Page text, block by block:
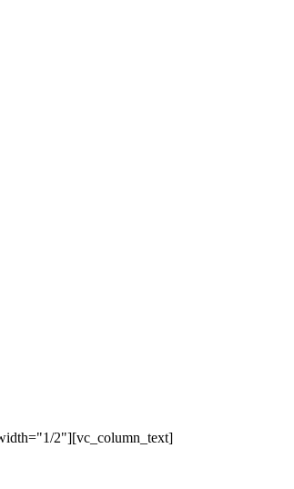
2"][vc_column_text]